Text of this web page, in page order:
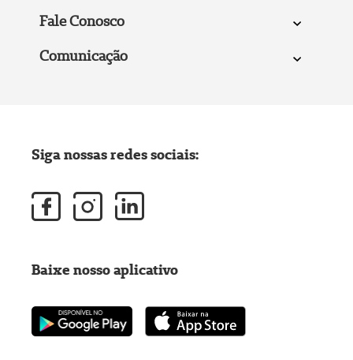
Fale Conosco
Comunicação
Siga nossas redes sociais:
Baixe nosso aplicativo